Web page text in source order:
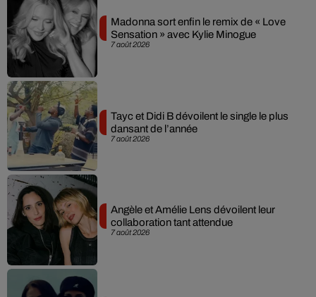
7 août 2026
Madonna sort enfin le remix de « Love
Sensation » avec Kylie Minogue
7 août 2026
Tayc et Didi B dévoilent le single le plus
dansant de l’année
7 août 2026
Angèle et Amélie Lens dévoilent leur
collaboration tant attendue